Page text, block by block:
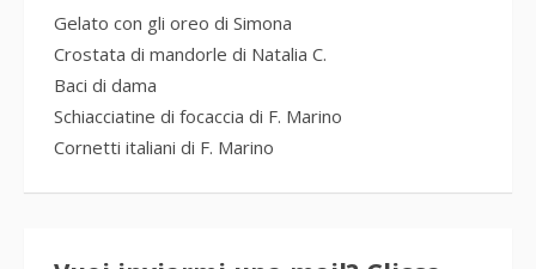
Gelato con gli oreo di Simona
Crostata di mandorle di Natalia C.
Baci di dama
Schiacciatine di focaccia di F. Marino
Cornetti italiani di F. Marino